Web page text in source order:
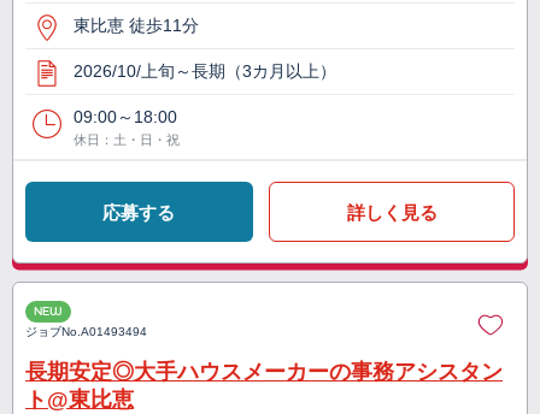
東比恵 徒歩11分
2026/10/上旬～長期（3カ月以上）
09:00～18:00
休日：土・日・祝
応募する 詳しく見る
NEW
ジョブNo.A01493494
長期安定◎大手ハウスメーカーの事務アシスタン
ト@東比恵